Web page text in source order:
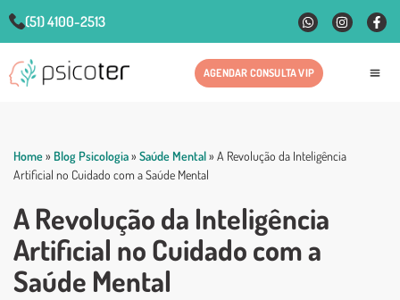
(51) 4100-2513
AGENDAR CONSULTA VIP
Home» Blog Psicologia» Saúde Mental» A Revolução da Inteligência
Artificial no Cuidado com a Saúde Mental
A Revolução da Inteligência
Artificial no Cuidado com a
Saúde Mental